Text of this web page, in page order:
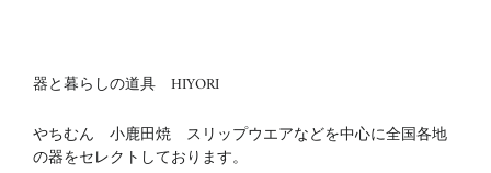
器と暮らしの道具 HIYORI
やちむん 小鹿田焼 スリップウエアなどを中心に全国各地
の器をセレクトしております。